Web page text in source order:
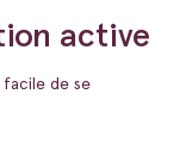
active
facile de se